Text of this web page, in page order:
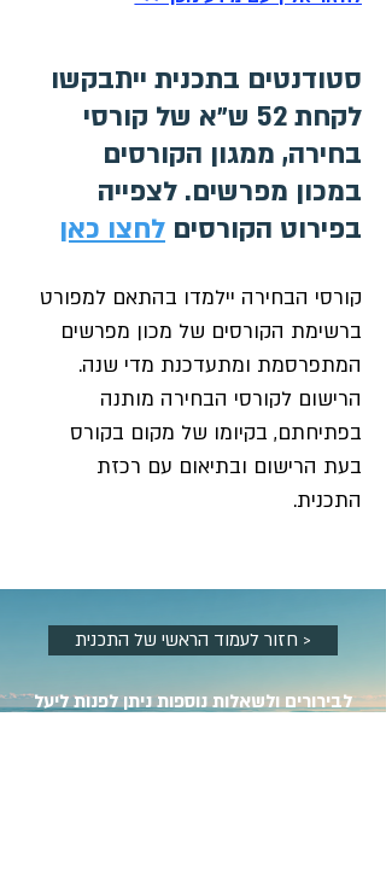
סטודנטים בתכנית ייתבקשו
לקחת 52 ש״א של קורסי
בחירה, ממגון הקורסים
במכון מפרשים. לצפייה
בפירוט הקורסים לחצו כאן
קורסי הבחירה יילמדו בהתאם למפורט
ברשימת הקורסים של מכון מפרשים
המתפרסמת ומתעדכנת מדי שנה.
הרישום לקורסי הבחירה מותנה
בפתיחתם, בקיומו של מקום בקורס
בעת הרישום ובתיאום עם רכזת
התכנית.
חזור לעמוד הראשי של התכנית >
לבירורים ולשאלות נוספות ניתן לפנות ליעל